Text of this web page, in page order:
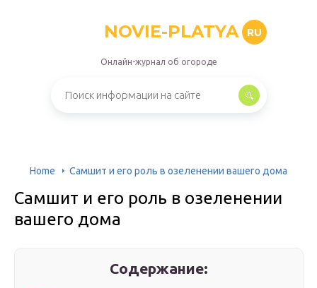
NOVIE-PLATYA RU
Онлайн-журнал об огороде
Home Самшит и его роль в озеленении вашего дома
Самшит и его роль в озеленении
вашего дома
Содержание: